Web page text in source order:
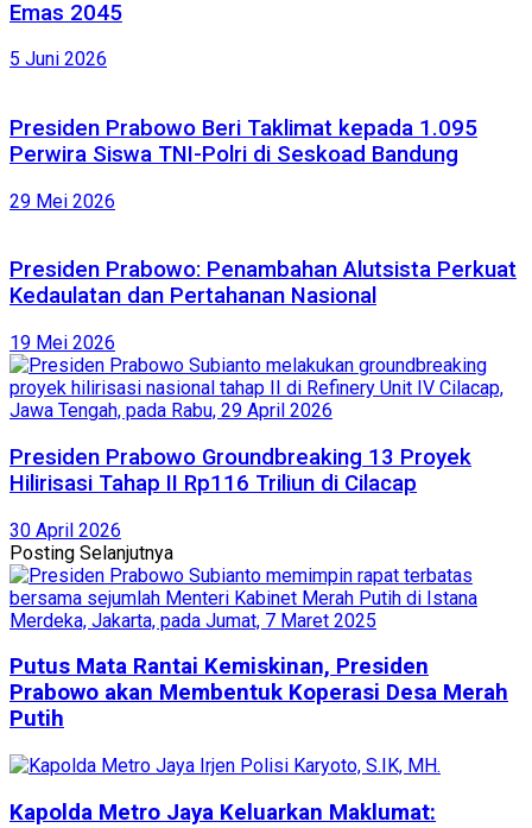
Emas 2045
5 Juni 2026
Presiden Prabowo Beri Taklimat kepada 1.095
Perwira Siswa TNI-Polri di Seskoad Bandung
29 Mei 2026
Presiden Prabowo: Penambahan Alutsista Perkuat
Kedaulatan dan Pertahanan Nasional
19 Mei 2026
Presiden Prabowo Groundbreaking 13 Proyek
Hilirisasi Tahap II Rp116 Triliun di Cilacap
30 April 2026
Posting Selanjutnya
Putus Mata Rantai Kemiskinan, Presiden
Prabowo akan Membentuk Koperasi Desa Merah
Putih
Kapolda Metro Jaya Keluarkan Maklumat: